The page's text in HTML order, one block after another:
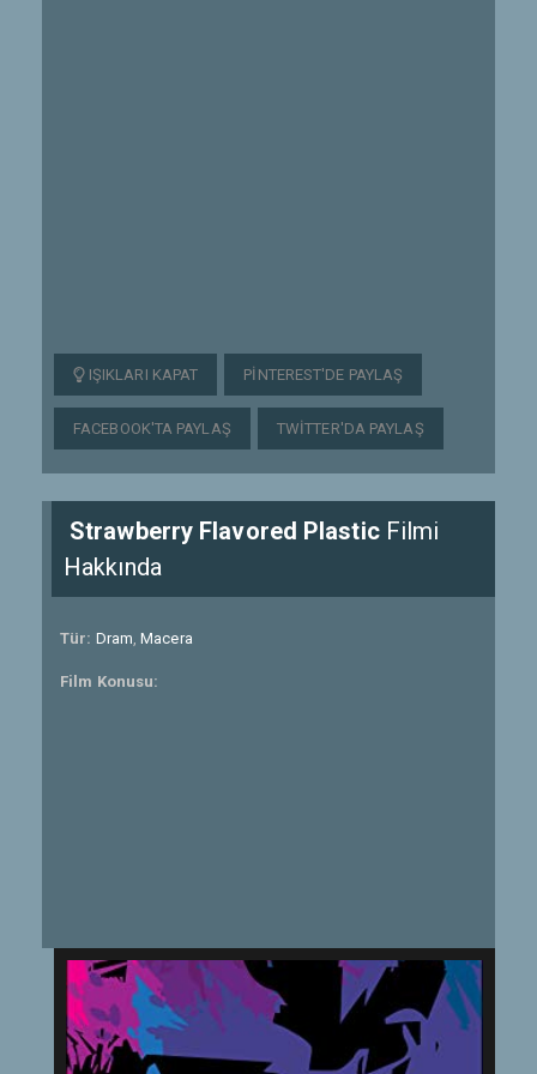
IŞIKLARI KAPAT PINTEREST'DE PAYLAŞ
FACEBOOK'TA PAYLAŞ TWITTER'DA PAYLAŞ
Strawberry Flavored PlasticFilmi
Hakkında
Tür: Dram,Macera
Film Konusu: